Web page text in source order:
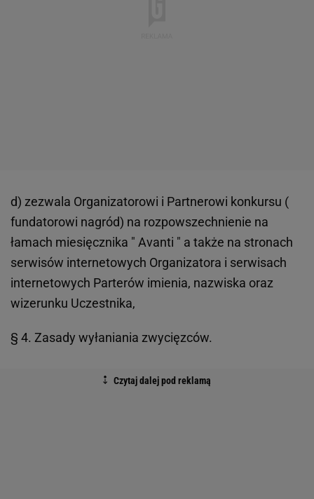
d) zezwala Organizatorowi i Partnerowi konkursu (
fundatorowi nagród) na rozpowszechnienie na
łamach miesięcznika " Avanti " a także na stronach
serwisów internetowych Organizatora i serwisach
internetowych Parterów imienia, nazwiska oraz
wizerunku Uczestnika,
§ 4. Zasady wyłaniania zwycięzców.